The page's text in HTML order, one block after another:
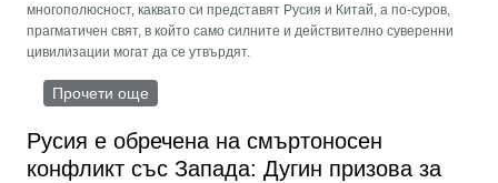
многополюсност, каквато си представят Русия и Китай, а по-суров,
прагматичен свят, в който само силните и действително суверенни
цивилизации могат да се утвърдят.
Прочети още
Русия е обречена на смъртоносен
конфликт със Запада: Дугин призова за